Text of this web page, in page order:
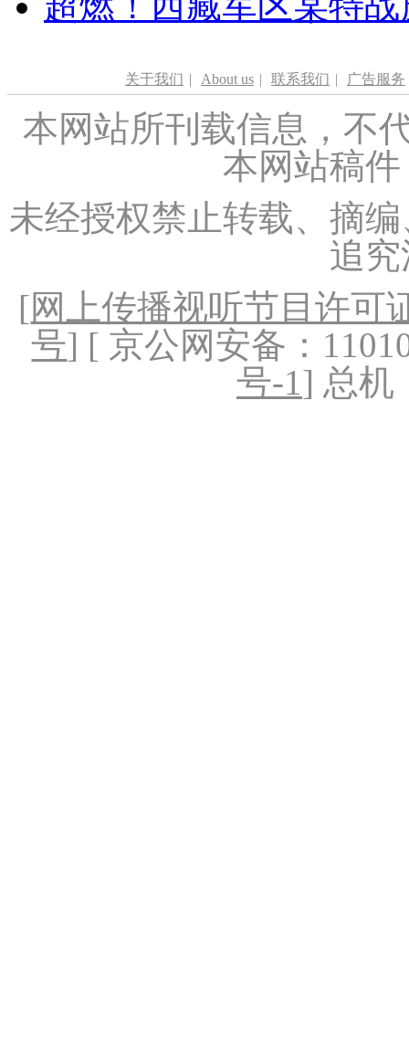
关于我们 | About us | 联系我们 | 广告服务
本网站所刊载信息，不
本网站稿
未经授权禁止转载、摘
追
[网上传播视听节目许可
号] [ 京公网安备：
号-1] 总机